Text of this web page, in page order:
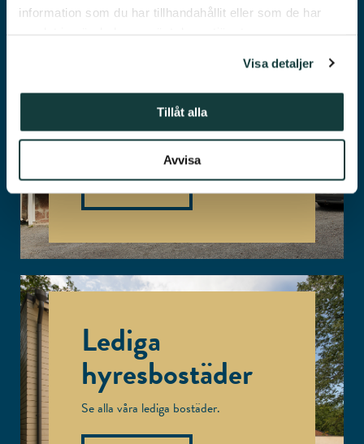
information som du har tillhandahållit eller som de har
Visa detaljer
Tillåt alla
Avvisa
Fabriksgatan 7
På trivsamma Fabriksgatan 7, alldeles
byggnader med 25 mindre bostäder
som hyrs till grundexamensstuderande
vid Åbo Akademi.
Läs mer
Lediga
hyresbostäder
Se alla våra lediga bostäder.